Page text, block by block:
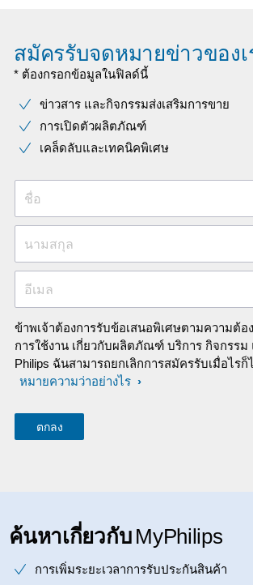
สมัครรับจดหมายข่าวของเ
* ต้องกรอกข้อมูลในฟิลด์นี้
ข่าวสาร และกิจกรรมส่งเสริมการขาย
การเปิดตัวผลิตภัณฑ์
เคล็ดลับและเทคนิคพิเศษ
ชื่อ
นามสกุล
อีเมล
ข้าพเจ้าต้องการรับข้อเสนอพิเศษตามความต้อ
การใช้งาน เกี่ยวกับผลิตภัณฑ์ บริการ กิจกรร
Philips ฉันสามารถยกเลิกการสมัครรับเมื่อไรก็
หมายความว่าอย่างไร
ค้นหาเกี่ยวกับ MyPhilips
การเพิ่มระยะเวลาการรับประกันสินค้า